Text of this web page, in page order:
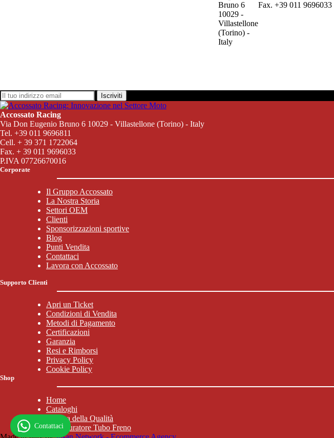
Bruno 6
10029 -
Villastellone
(Torino) -
Italy
Fax. +39 011 9696033
Iscriviti
Accossato Racing
Via Don Eugenio Bruno 6 10029 - Villastellone (Torino) - Italy
Tel. +39 011 9696811
Cell. + 39 371 1722064
Fax. + 39 011 9696033
P.IVA 07726670016
Corporate
Il Gruppo Accossato
La Nostra Storia
Settori OEM
Clienti
Sponsorizzazioni sportive
Blog
Punti Vendita
Contattaci
Lavora con Accossato
Supporto Clienti
Apri un Ticket
Condizioni di Vendita
Metodi di Pagamento
Certificazioni
Garanzia
Resi e Rimborsi
Privacy Policy
Cookie Policy
Shop
Home
Cataloghi
Politica della Qualità
Configuratore Tubo Freno
Contattaci